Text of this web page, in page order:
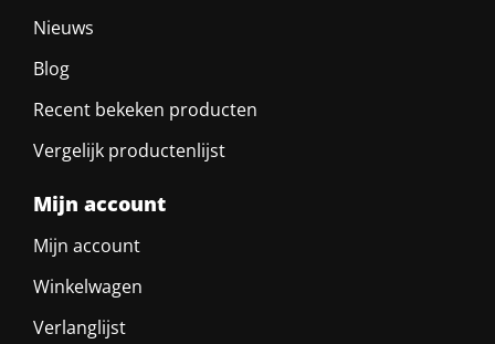
Nieuws
Blog
Recent bekeken producten
Vergelijk productenlijst
Mijn account
Mijn account
Winkelwagen
Verlanglijst